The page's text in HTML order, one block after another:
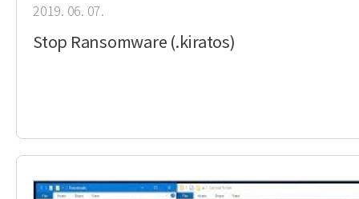
2019. 06. 07.
Stop Ransomware (.kiratos)